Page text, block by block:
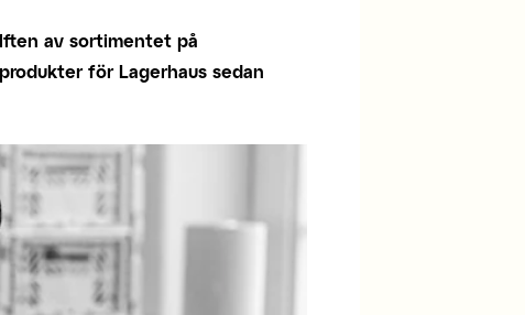
av sortimentet på
för Lagerhaus sedan